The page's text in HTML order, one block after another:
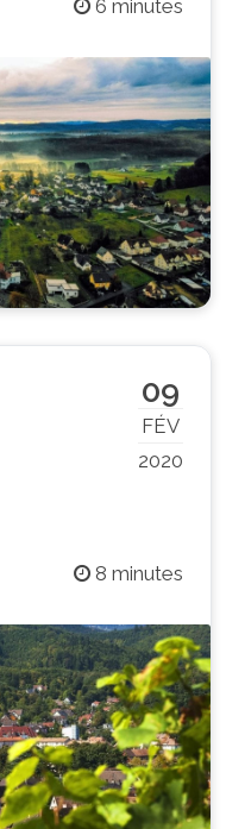
6 minutes
09
FÉV
2020
8 minutes